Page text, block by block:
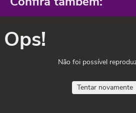
Ops!
Não foi possível
Tentar novamente